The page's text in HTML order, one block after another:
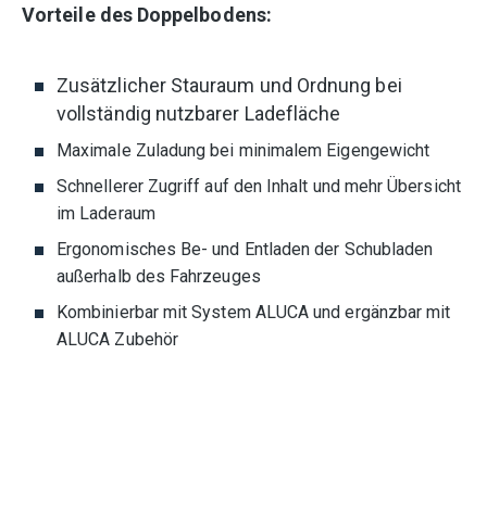
Vorteile des Doppelbodens:
Zusätzlicher Stauraum und Ordnung bei
vollständig nutzbarer Ladefläche
Maximale Zuladung bei minimalem Eigengewicht
Schnellerer Zugriff auf den Inhalt und mehr Übersicht
im Laderaum
Ergonomisches Be- und Entladen der Schubladen
außerhalb des Fahrzeuges
Kombinierbar mit System ALUCA und ergänzbar mit
ALUCA Zubehör